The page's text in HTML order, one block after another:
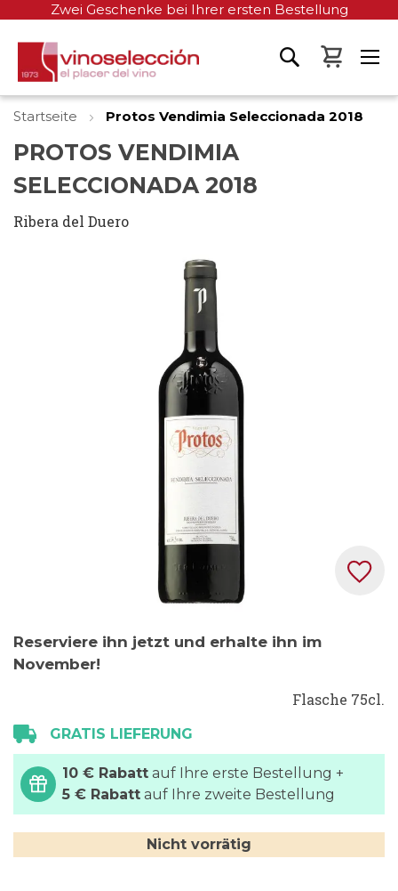
Zwei Geschenke bei Ihrer ersten Bestellung
Mein
Startseite Protos Vendimia Seleccionada 2018
PROTOS VENDIMIA
SELECCIONADA 2018
Ribera del Duero
Anfang
der
Reserviere ihn jetzt und erhalte ihn im
November!
Flasche 75cl.
GRATIS LIEFERUNG
10 € Rabatt auf Ihre erste Bestellung +
5 € Rabatt auf Ihre zweite Bestellung
Nicht vorrätig